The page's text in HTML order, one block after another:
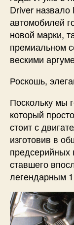
Driver
автомобилей
новой марки,
премиальном
вескими
Роскошь,
Поскольку мы
который
стоит с
изготовив в
предсерийных
ставшего
легендарным